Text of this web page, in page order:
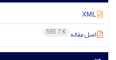
اصل مقاله 585.7 K